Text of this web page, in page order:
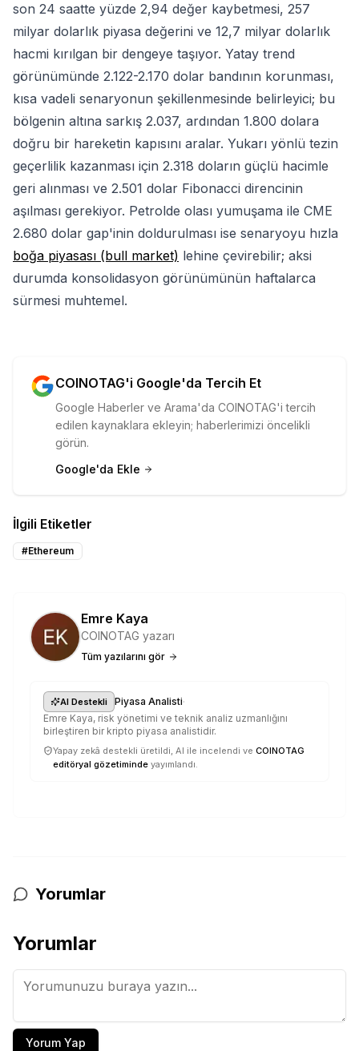
son 24 saatte yüzde 2,94 değer kaybetmesi, 257
milyar dolarlık piyasa değerini ve 12,7 milyar dolarlık
hacmi kırılgan bir dengeye taşıyor. Yatay trend
görünümünde 2.122-2.170 dolar bandının korunması,
kısa vadeli senaryonun şekillenmesinde belirleyici; bu
bölgenin altına sarkış 2.037, ardından 1.800 dolara
doğru bir hareketin kapısını aralar. Yukarı yönlü tezin
geçerlilik kazanması için 2.318 doların güçlü hacimle
geri alınması ve 2.501 dolar Fibonacci direncinin
aşılması gerekiyor. Petrolde olası yumuşama ile CME
2.680 dolar gap'inin doldurulması ise senaryoyu hızla
boğa piyasası (bull market) lehine çevirebilir; aksi
durumda konsolidasyon görünümünün haftalarca
sürmesi muhtemel.
COINOTAG'i Google'da Tercih Et
Google Haberler ve Arama'da COINOTAG'i tercih
edilen kaynaklara ekleyin; haberlerimizi öncelikli
görün.
Google'da Ekle
İlgili Etiketler
#Ethereum
Emre Kaya
COINOTAG yazarı
Tüm yazılarını gör
AI Destekli Piyasa Analisti·
Emre Kaya, risk yönetimi ve teknik analiz uzmanlığını
birleştiren bir kripto piyasa analistidir.
Yapay zekâ destekli üretildi, AI ile incelendi ve COINOTAG
editöryal gözetiminde yayımlandı.
Yorumlar
Yorumlar
Yorum Yap